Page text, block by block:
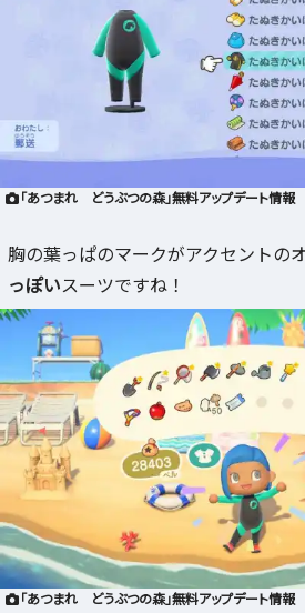
「あつまれ どうぶつの森」無料アップデート情報
胸の葉っぱのマークがアクセントの
っぽいスーツですね！
「あつまれ どうぶつの森」無料アップデート情報